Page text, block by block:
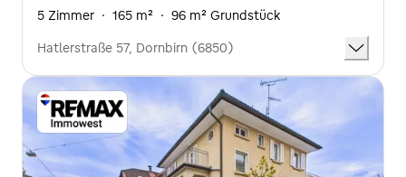
5 Zimmer · 165 m² · 96 m² Grundstück
Hatlerstraße 57, Dornbirn (6850)